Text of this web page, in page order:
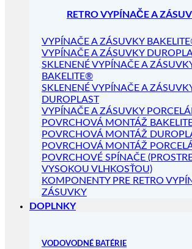
RETRO VYPÍNAČE A
VYPÍNAČE A ZÁSUVKY
VYPÍNAČE A ZÁSUVKY
SKLENENÉ VYPÍNAČE A
BAKELITE®
SKLENENÉ VYPÍNAČE A
DUROPLAST
VYPÍNAČE A ZÁSUVKY
POVRCHOVÁ MONTÁŽ
POVRCHOVÁ MONTÁŽ
POVRCHOVÁ MONTÁŽ
POVRCHOVÉ SPÍNAČE
VYSOKOU VLHKOSŤOU)
KOMPONENTY PRE RETRO
ZÁSUVKY
DOPLNKY
VODOVODNÉ BATÉRIE